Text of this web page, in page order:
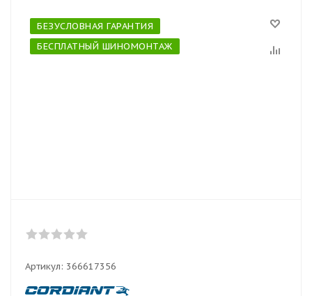
БЕЗУСЛОВНАЯ ГАРАНТИЯ
БЕСПЛАТНЫЙ ШИНОМОНТАЖ
Артикул: 366617356